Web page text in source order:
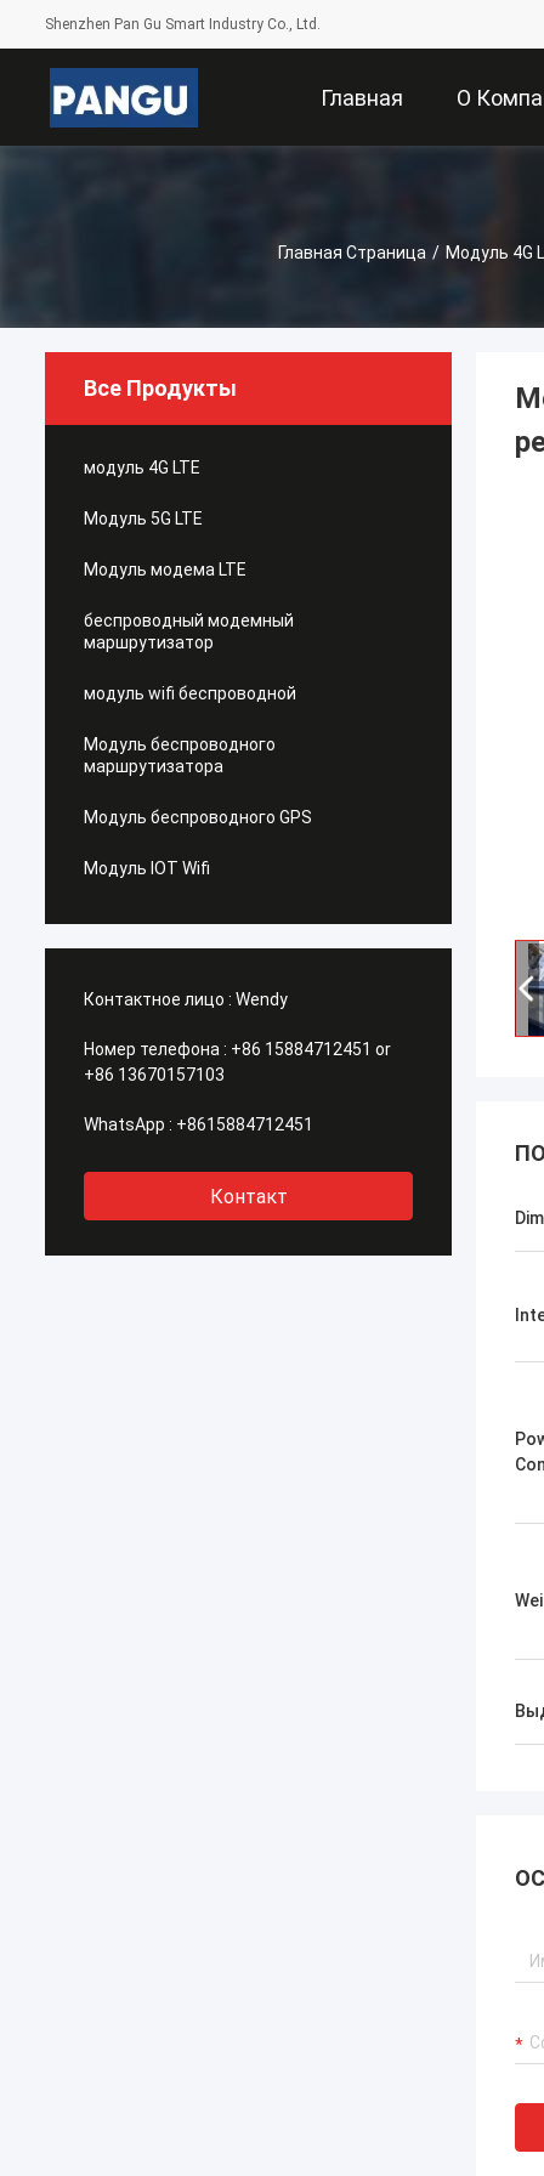
Shenzhen Pan Gu Smart Industry Co., Ltd.
Главная О
Главная Страница / Модуль 4G
Все Продукты
модуль 4G LTE
Модуль 5G LTE
Модуль модема LTE
беспроводный модемный
маршрутизатор
модуль wifi беспроводной
Модуль беспроводного
маршрутизатора
Модуль беспроводного GPS
Модуль IOT Wifi
Контактное лицо : Wendy
Номер телефона : +86 15884712451 or
+86 13670157103
WhatsApp : +8615884712451
Контакт